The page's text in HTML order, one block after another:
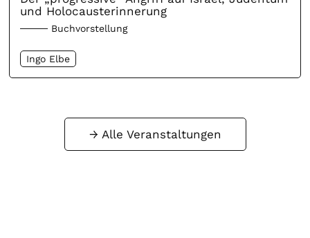
und Holocausterinnerung
Buchvorstellung
Ingo Elbe
Alle Veranstaltungen